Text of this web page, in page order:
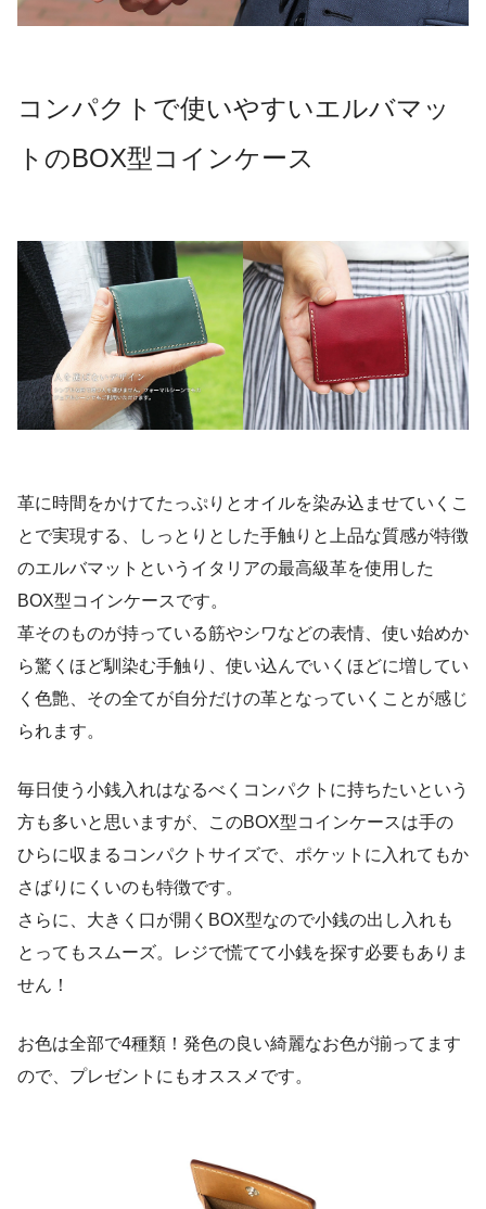
コンパクトで使いやすいエルバマッ
トのBOX型コインケース
革に時間をかけてたっぷりとオイルを染み込ませていくこ
とで実現する、しっとりとした手触りと上品な質感が特徴
のエルバマットというイタリアの最高級革を使用した
BOX型コインケースです。
革そのものが持っている筋やシワなどの表情、使い始めか
ら驚くほど馴染む手触り、使い込んでいくほどに増してい
く色艶、その全てが自分だけの革となっていくことが感じ
られます。
毎日使う小銭入れはなるべくコンパクトに持ちたいという
方も多いと思いますが、このBOX型コインケースは手の
ひらに収まるコンパクトサイズで、ポケットに入れてもか
さばりにくいのも特徴です。
さらに、大きく口が開くBOX型なので小銭の出し入れも
とってもスムーズ。レジで慌てて小銭を探す必要もありま
せん！
お色は全部で4種類！発色の良い綺麗なお色が揃ってます
ので、プレゼントにもオススメです。